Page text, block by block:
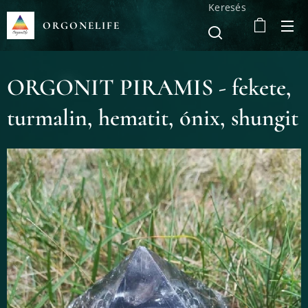
ORGONELIFE
Keresés
ORGONIT PIRAMIS - fekete,
turmalin, hematit, ónix, shungit